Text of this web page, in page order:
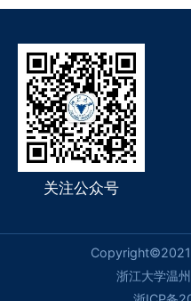
关注公众号
Copyright©2021
浙江大学温